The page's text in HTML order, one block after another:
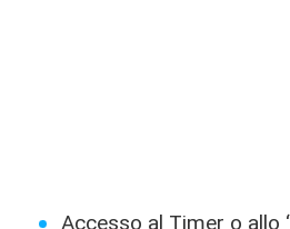
Accesso al Timer o allo